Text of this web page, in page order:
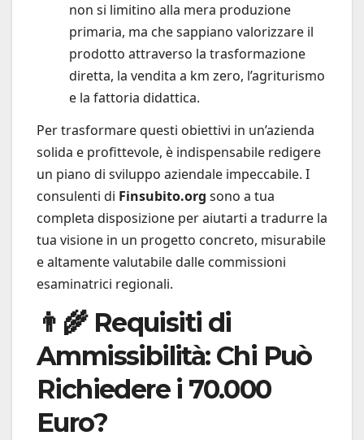
non si limitino alla mera produzione
primaria, ma che sappiano valorizzare il
prodotto attraverso la trasformazione
diretta, la vendita a km zero, l’agriturismo
e la fattoria didattica.
Per trasformare questi obiettivi in un’azienda
solida e profittevole, è indispensabile redigere
un piano di sviluppo aziendale impeccabile. I
consulenti di Finsubito.org sono a tua
completa disposizione per aiutarti a tradurre la
tua visione in un progetto concreto, misurabile
e altamente valutabile dalle commissioni
esaminatrici regionali.
👨‍🌾 Requisiti di
Ammissibilità: Chi Può
Richiedere i 70.000
Euro?